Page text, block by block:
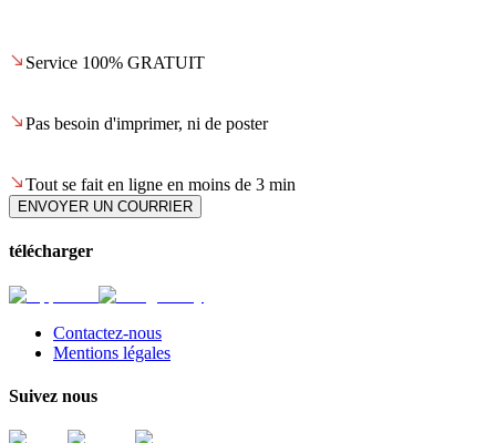
Service 100% GRATUIT
Pas besoin d'imprimer, ni de poster
Tout se fait en ligne en moins de 3 min
ENVOYER UN COURRIER
télécharger
Contactez-nous
Mentions légales
Suivez nous